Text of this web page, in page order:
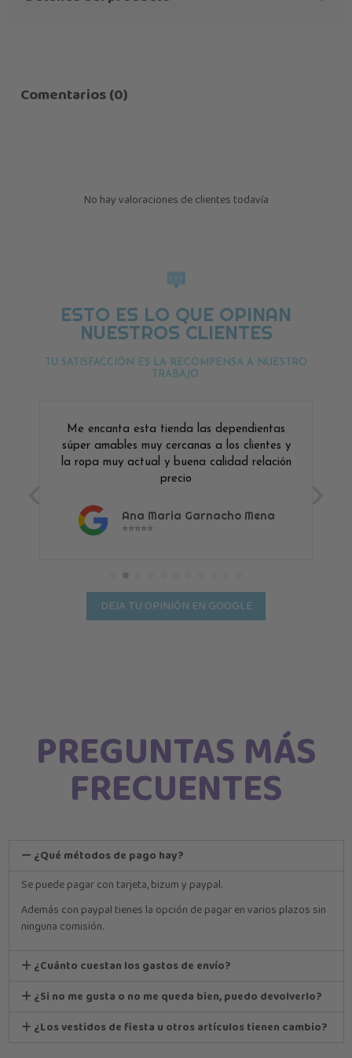
Comentarios (0)
No hay valoraciones de clientes todavía
ESTO ES LO QUE OPINAN
NUESTROS CLIENTES
TU SATISFACCIÓN ES LA RECOMPENSA A NUESTRO
TRABAJO.
Me encanta esta tienda las dependientas
súper amables muy cercanas a los clientes y
la ropa muy actual y buena calidad relación
precio
Ana Maria Garnacho Mena
⭐⭐⭐⭐⭐
DEJA TU OPINIÓN EN GOOGLE
PREGUNTAS MÁS
FRECUENTES
¿Qué métodos de pago hay?
Se puede pagar con tarjeta, bizum y paypal.
Además con paypal tienes la opción de pagar en varios plazos sin
ninguna comisión.
¿Cuánto cuestan los gastos de envío?
¿Si no me gusta o no me queda bien, puedo devolverlo?
¿Los vestidos de fiesta u otros artículos tienen cambio?